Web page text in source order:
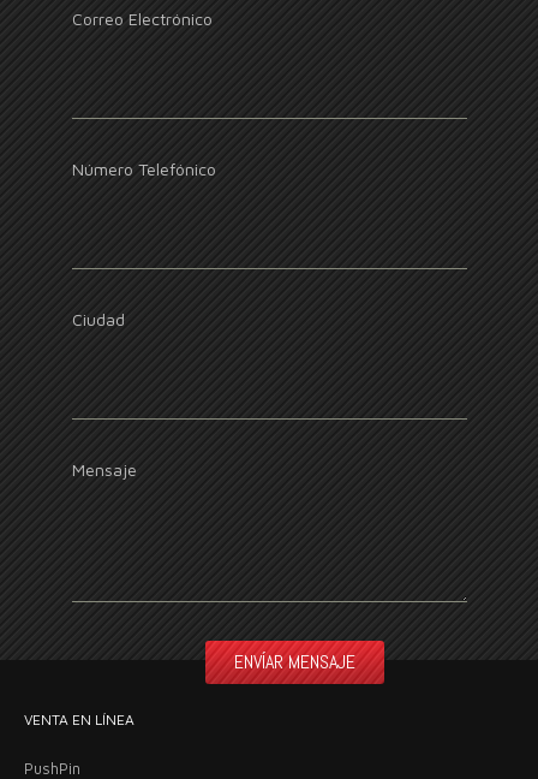
Correo Electrónico
Número Telefónico
Ciudad
Mensaje
VENTA EN LÍNEA
PushPin